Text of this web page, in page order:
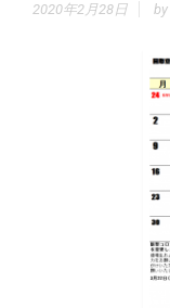
2020年2月28日 by